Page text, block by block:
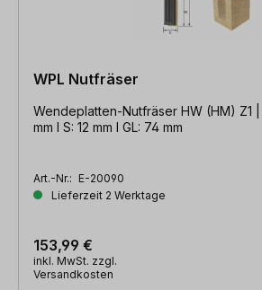
WPL Nutfräser
Wendeplatten-Nutfräser HW (HM) Z1 |
mm l S: 12 mm l GL: 74 mm
Art.-Nr.: E-20090
Lieferzeit 2 Werktage
153,99 €
inkl. MwSt. zzgl.
Versandkosten